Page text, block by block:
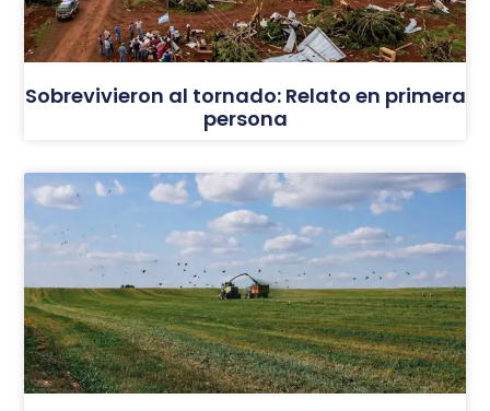
Sobrevivieron al tornado: Relato en primera
persona